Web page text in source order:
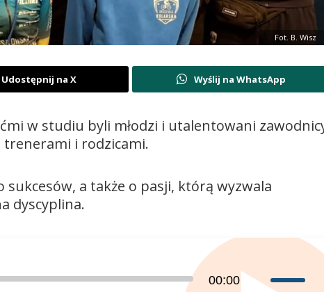
Fot. B. Wisz
Udostępnij na X Wyślij na WhatsApp
w studiu byli młodzi i utalentowani
trenerami i rodzicami.
sukcesów, a także o pasji, którą wyzwala
dyscyplina.
00:00